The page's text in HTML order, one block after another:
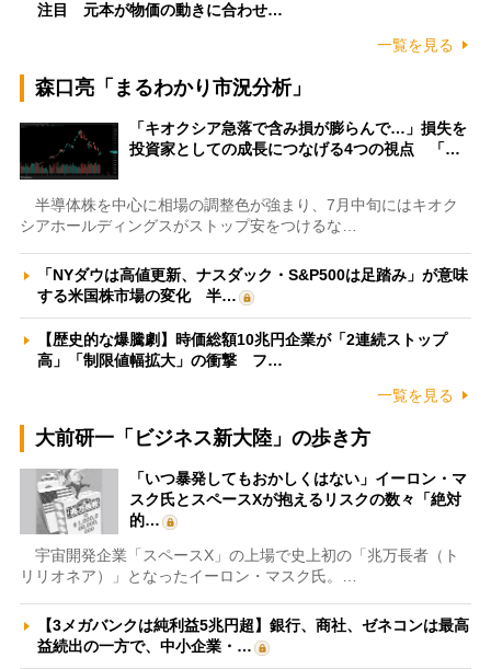
注目 元本が物価の動きに合わせ…
一覧を見る
森口亮「まるわかり市況分析」
「キオクシア急落で含み損が膨らんで…」損失を
投資家としての成長につなげる4つの視点 「…
半導体株を中心に相場の調整色が強まり、7月中旬にはキオク
シアホールディングスがストップ安をつけるな…
「NYダウは高値更新、ナスダック・S&P500は足踏み」が意味
する米国株市場の変化 半…
【歴史的な爆騰劇】時価総額10兆円企業が「2連続ストップ
高」「制限値幅拡大」の衝撃 フ…
一覧を見る
大前研一「ビジネス新大陸」の歩き方
「いつ暴発してもおかしくはない」イーロン・マ
スク氏とスペースXが抱えるリスクの数々「絶対
的…
宇宙開発企業「スペースX」の上場で史上初の「兆万長者（ト
リリオネア）」となったイーロン・マスク氏。…
【3メガバンクは純利益5兆円超】銀行、商社、ゼネコンは最高
益続出の一方で、中小企業・…